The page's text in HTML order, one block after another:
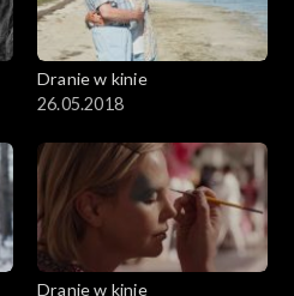
Dranie w kinie
26.05.2018
Dranie w kinie